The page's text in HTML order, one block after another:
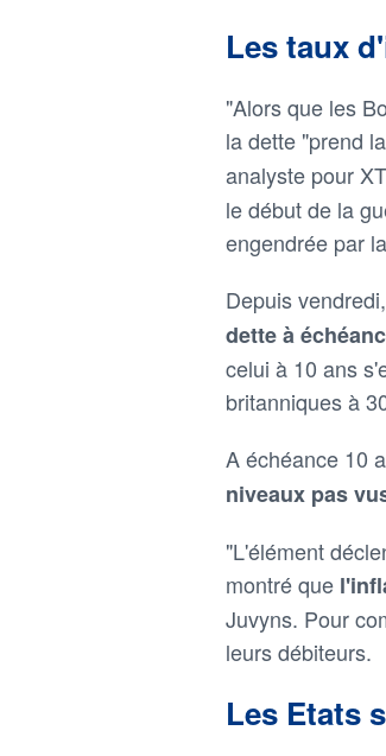
Les taux
"Alors que les
la dette "prend
analyste pour
le début de la
engendrée par
Depuis
dette à
celui à 10 ans
britanniques à
A échéance 10
niveaux pas
"L'élément
montré que
Juvyns. Pour
leurs débiteurs.
Les Etats